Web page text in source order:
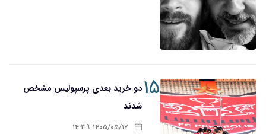
۱۵دو خرید بعدی پرسپولیس مشخص
شدند
۱۴۰۵/۰۵/۱۷ ۱۴:۳۹